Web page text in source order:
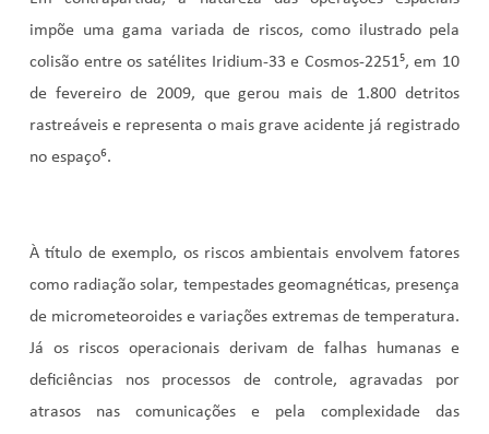
impõe uma gama variada de riscos, como ilustrado pela
colisão entre os satélites Iridium-33 e Cosmos-2251⁵, em 10
de fevereiro de 2009, que gerou mais de 1.800 detritos
rastreáveis e representa o mais grave acidente já registrado
no espaço⁶.
À título de exemplo, os riscos ambientais envolvem fatores
como radiação solar, tempestades geomagnéticas, presença
de micrometeoroides e variações extremas de temperatura.
Já os riscos operacionais derivam de falhas humanas e
deficiências nos processos de controle, agravadas por
atrasos nas comunicações e pela complexidade das